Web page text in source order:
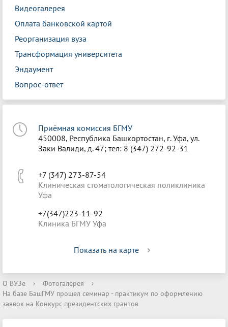
Видеогалерея
Оплата банковской картой
Реорганизация вуза
Трансформация университета
Эндаумент
Вопрос-ответ
Приёмная комиссия БГМУ
450008, Республика Башкортостан, г. Уфа, ул.
Заки Валиди, д. 47; тел: 8 (347) 272-92-31
+7 (347) 273-87-54
Клиническая стоматологическая поликлиника
Уфа
+7(347)223-11-92
Клиника БГМУ Уфа
Показать на карте
О ВУЗе › Фотогалерея
›
На базе БашГМУ прошел семинар - практикум по оформлению
заявок на Конкурс президентских грантов